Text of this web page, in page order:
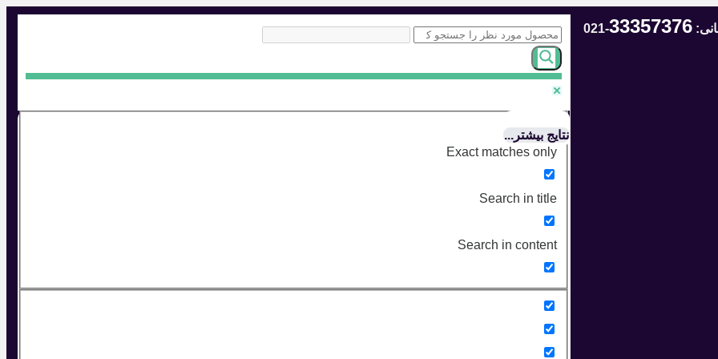
33357376
-021
نتایج بیشتر...
Exact matches only
Search in title
Search in content